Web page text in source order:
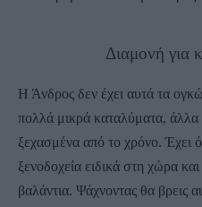
Διαμονή για
Η Άνδρος δεν έχει αυτά τα
πολλά μικρά καταλύματα,
ξεχασμένα από το χρόνο. Έχει
ξενοδοχεία ειδικά στη χώρα
βαλάντια. Ψάχνοντας θα βρεις